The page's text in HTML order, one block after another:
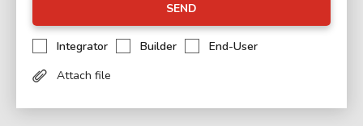
SEND
Integrator Builder
End-User
Attach file